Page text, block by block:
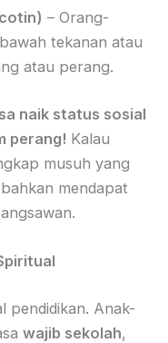
– Orang-
tekanan atau
atau perang.
naik status sosial
perang! Kalau
musuh yang
mendapat
pendidikan. Anak-
wajib sekolah,